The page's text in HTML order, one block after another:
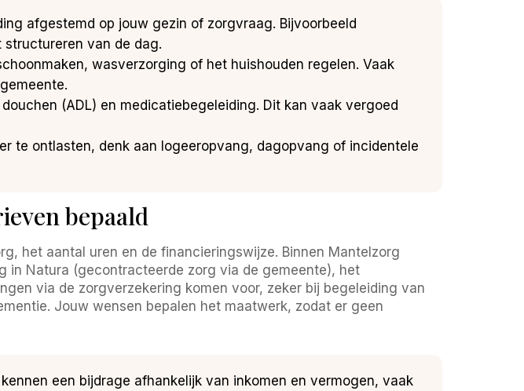
afgestemd op jouw gezin of zorgvraag. Bijvoorbeeld
van de dag.
wasverzorging of het huishouden regelen. Vaak
(ADL) en medicatiebegeleiding. Dit kan vaak vergoed
te ontlasten, denk aan logeeropvang, dagopvang of incidentele
bepaald
het aantal uren en de financieringswijze. Binnen Mantelzorg
in Natura (gecontracteerde zorg via de gemeente), het
via de zorgverzekering komen voor, zeker bij begeleiding van
Jouw wensen bepalen het maatwerk, zodat er geen
een bijdrage afhankelijk van inkomen en vermogen, vaak